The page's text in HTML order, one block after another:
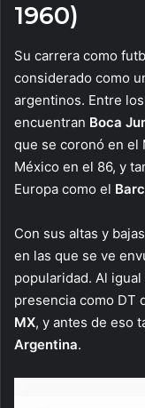
1960)
Su carrera como
considerado como
argentinos. Entre
encuentran Boca
que se coronó en el
México en el 86, y
Europa como el
Con sus altas y
en las que se ve
popularidad. Al
presencia como DT
MX, y antes de eso
Argentina.